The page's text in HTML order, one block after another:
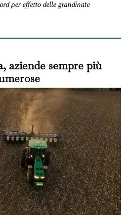
per effetto delle grandinate
aziende sempre più